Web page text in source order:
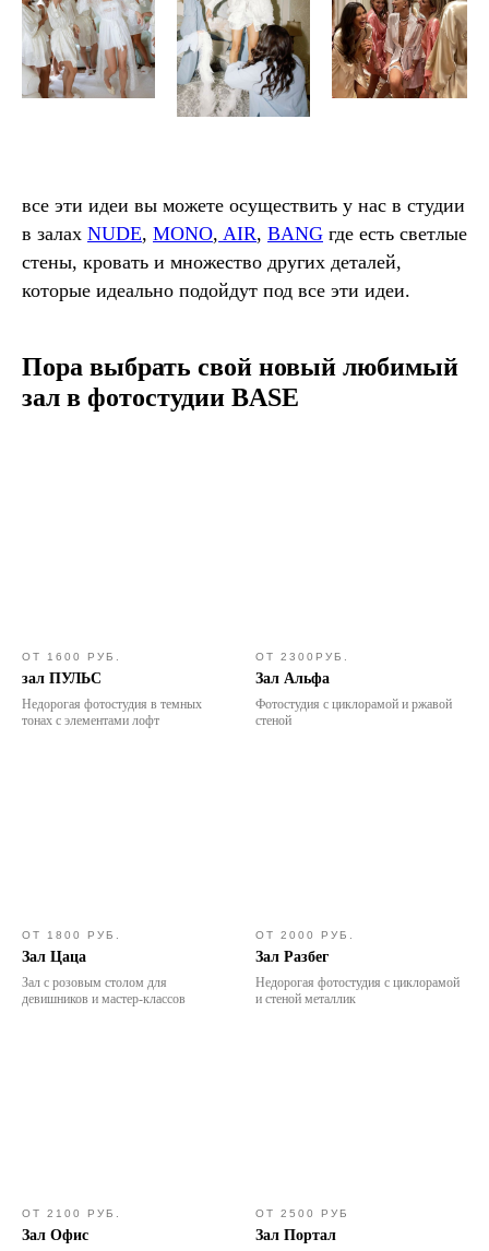
все эти идеи вы можете осуществить у нас в студии
в залах NUDE, MONO, AIR, BANG где есть светлые
стены, кровать и множество других деталей,
которые идеально подойдут под все эти идеи.
Пора выбрать свой новый любимый
зал в фотостудии BASE
ОТ 1600 РУБ.
зал ПУЛЬС
Недорогая фотостудия в темных
тонах с элементами лофт
ОТ 2300РУБ.
Зал Альфа
Фотостудия с циклорамой и ржавой
стеной
ОТ 1800 РУБ.
Зал Цаца
Зал с розовым столом для
девишников и мастер-классов
ОТ 2000 РУБ.
Зал Разбег
Недорогая фотостудия с циклорамой
и стеной металлик
ОТ 2100 РУБ.
Зал Офис
ОТ 2500 РУБ
Зал Портал